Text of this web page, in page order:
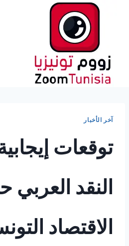
آخر الأخبار
توقعات
النقد العربي
الاقتصاد